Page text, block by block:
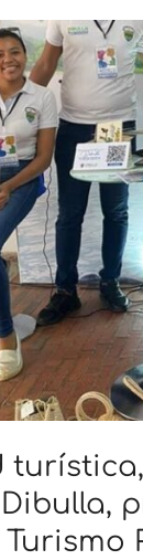
Turismo